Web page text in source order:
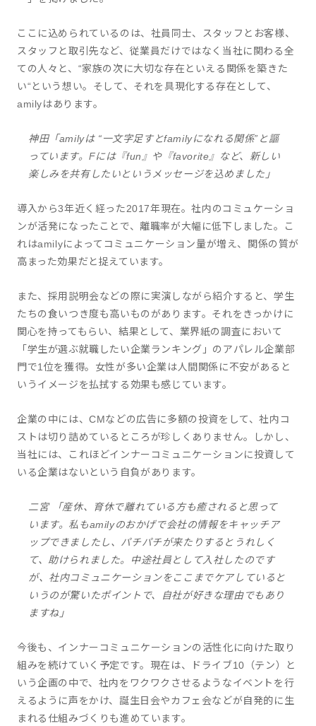
ここに込められているのは、社員同士、スタッフとお客様、
スタッフと取引先など、従業員だけではなく当社に関わる全
ての人々と、“家族の次に大切な存在といえる関係を築きた
い“という想い。そして、それを具現化する存在として、
amilyはあります。
神田「amilyは “一文字足すとfamilyになれる関係”と謳
っています。Fには『fun』や『favorite』など、新しい
楽しみを共有したいというメッセージを込めました」
導入から3年近く経った2017年現在。社内のコミュケーショ
ンが活発になったことで、離職率が大幅に低下しました。こ
れはamilyによってコミュニケーション量が増え、関係の質が
高まった効果だと捉えています。
また、採用説明会などの際に実演しながら紹介すると、学生
たちの食いつき度も高いものがあります。それをきっかけに
関心を持ってもらい、結果として、業界紙の調査において
「学生が選ぶ就職したい企業ランキング」のアパレル企業部
門で1位を獲得。女性が多い企業は人間関係に不安があると
いうイメージを払拭する効果も感じています。
企業の中には、CMなどの広告に多額の投資をして、社内コ
ストは切り詰めているところが珍しくありません。しかし、
当社には、これほどインナーコミュニケーションに投資して
いる企業はないという自負があります。
二宮 「産休、育休で離れている方も癒されると思って
います。私もamilyのおかげで会社の情報をキャッチア
ップできましたし、パチパチが来たりするとうれしく
て、助けられました。中途社員として入社したのです
が、社内コミュニケーションをここまでケアしていると
いうのが驚いたポイントで、自社が好きな理由でもあり
ますね」
今後も、インナーコミュニケーションの活性化に向けた取り
組みを続けていく予定です。現在は、ドライブ10（テン）と
いう企画の中で、社内をワクワクさせるようなイベントを行
えるように声をかけ、誕生日会やカフェ会などが自発的に生
まれる仕組みづくりも進めています。